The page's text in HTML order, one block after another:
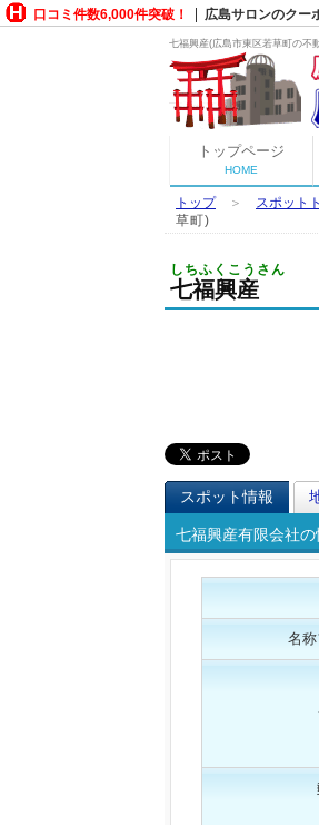
口コミ件数6,000件突破！ 広島サロンのクー
七福興産(広島市東区若草町の不
トップページ
HOME
トップ＞ スポット
草町)
しちふくこうさん
七福興産
スポット情報
七福興産有限会社の
名